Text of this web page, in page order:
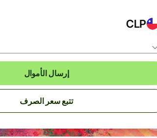
CLP
إرسال الأموال
تتبع سعر الصرف